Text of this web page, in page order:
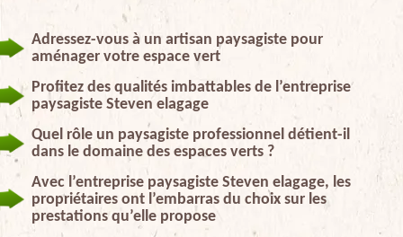
Adressez-vous à un artisan paysagiste pour
aménager votre espace vert
Profitez des qualités imbattables de l’entreprise
paysagiste Steven elagage
Quel rôle un paysagiste professionnel détient-il
dans le domaine des espaces verts ?
Avec l’entreprise paysagiste Steven elagage, les
propriétaires ont l’embarras du choix sur les
prestations qu’elle propose